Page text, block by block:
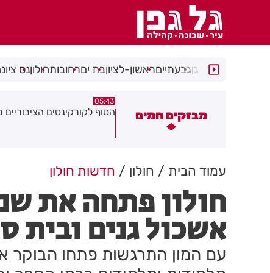
רמת גןגבעתייםראשון-לציוןבת יםרחובותחולוןנס
מבזקים חמים
הסוף לקורקינטים הציבוריים בחולון
00:32
בשורה ענקית לבעלי העסקים
עמוד הבית חולון חדשות חולון
חולון פתחה את
אשכול גנים ובית